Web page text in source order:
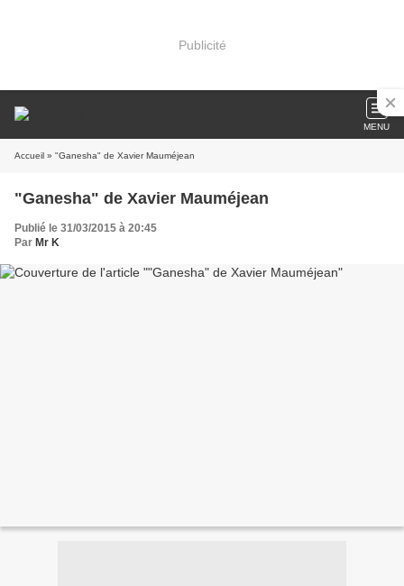
Publicité
MENU
Accueil » "Ganesha" de Xavier Mauméjean
"Ganesha" de Xavier Mauméjean
Publié le 31/03/2015 à 20:45
Par Mr K